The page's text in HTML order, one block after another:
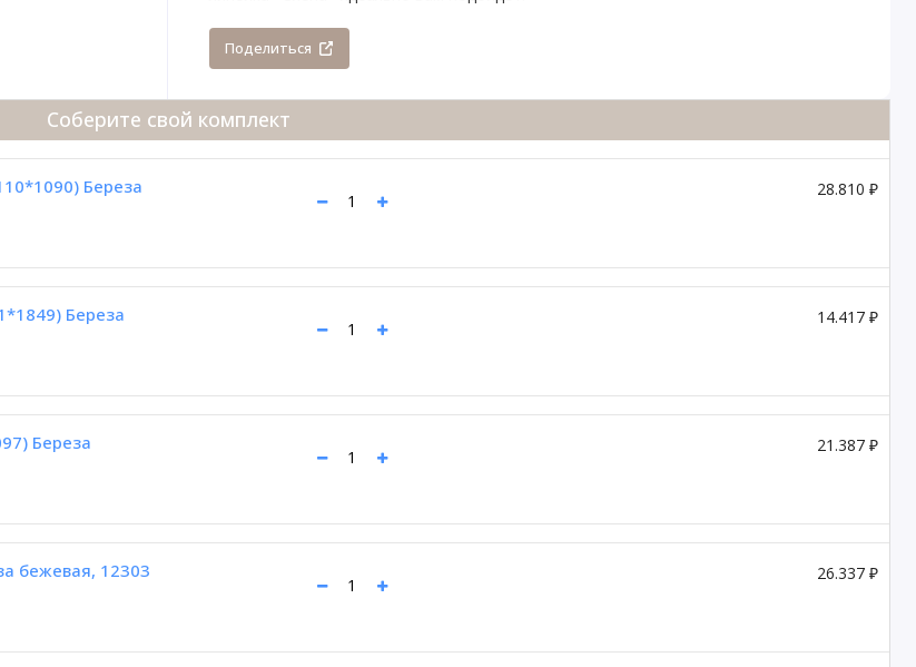
Поделиться
Соберите свой комплект
Береза
28.810 ₽
Береза
14.417 ₽
Береза
21.387 ₽
бежевая, 12303 26.337 ₽